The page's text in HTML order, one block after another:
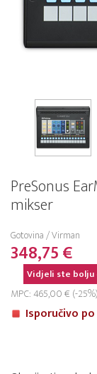
PreSonus
mikser
Gotovina / Virman
348,75 €
Vidjeli ste bolju
MPC: 465,00 € (-25%)
Isporučivo